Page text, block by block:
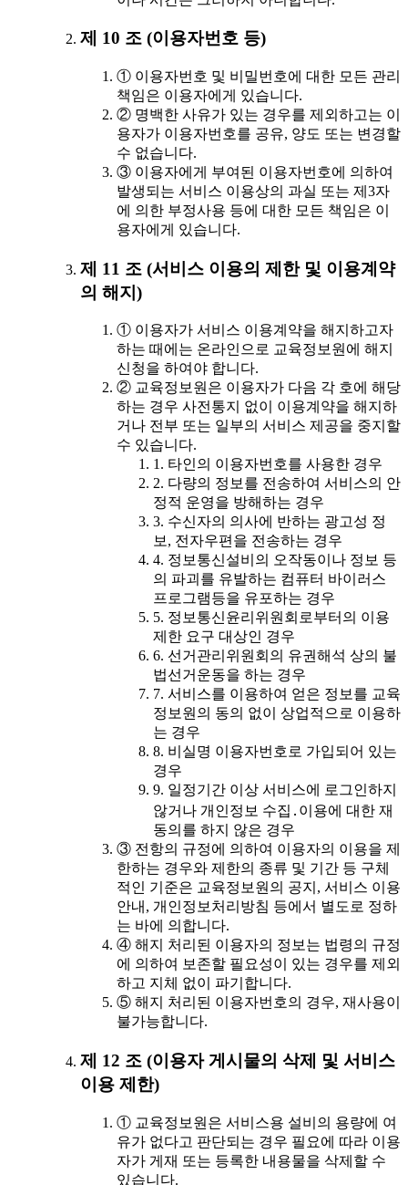
제 10 조 (이용자번호 등)
① 이용자번호 및 비밀번호에 대한 모든 관리
책임은 이용자에게 있습니다.
② 명백한 사유가 있는 경우를 제외하고는 이
용자가 이용자번호를 공유, 양도 또는 변경할
수 없습니다.
③ 이용자에게 부여된 이용자번호에 의하여
발생되는 서비스 이용상의 과실 또는 제3자
에 의한 부정사용 등에 대한 모든 책임은 이
용자에게 있습니다.
제 11 조 (서비스 이용의 제한 및 이용계약
의 해지)
① 이용자가 서비스 이용계약을 해지하고자
하는 때에는 온라인으로 교육정보원에 해지
신청을 하여야 합니다.
② 교육정보원은 이용자가 다음 각 호에 해당
하는 경우 사전통지 없이 이용계약을 해지하
거나 전부 또는 일부의 서비스 제공을 중지할
수 있습니다.
1. 타인의 이용자번호를 사용한 경우
2. 다량의 정보를 전송하여 서비스의 안
정적 운영을 방해하는 경우
3. 수신자의 의사에 반하는 광고성 정
보, 전자우편을 전송하는 경우
4. 정보통신설비의 오작동이나 정보 등
의 파괴를 유발하는 컴퓨터 바이러스
프로그램등을 유포하는 경우
5. 정보통신윤리위원회로부터의 이용
제한 요구 대상인 경우
6. 선거관리위원회의 유권해석 상의 불
법선거운동을 하는 경우
7. 서비스를 이용하여 얻은 정보를 교육
정보원의 동의 없이 상업적으로 이용하
는 경우
8. 비실명 이용자번호로 가입되어 있는
경우
9. 일정기간 이상 서비스에 로그인하지
않거나 개인정보 수집․이용에 대한 재
동의를 하지 않은 경우
③ 전항의 규정에 의하여 이용자의 이용을 제
한하는 경우와 제한의 종류 및 기간 등 구체
적인 기준은 교육정보원의 공지, 서비스 이용
안내, 개인정보처리방침 등에서 별도로 정하
는 바에 의합니다.
④ 해지 처리된 이용자의 정보는 법령의 규정
에 의하여 보존할 필요성이 있는 경우를 제외
하고 지체 없이 파기합니다.
⑤ 해지 처리된 이용자번호의 경우, 재사용이
불가능합니다.
제 12 조 (이용자 게시물의 삭제 및 서비스
이용 제한)
① 교육정보원은 서비스용 설비의 용량에 여
유가 없다고 판단되는 경우 필요에 따라 이용
자가 게재 또는 등록한 내용물을 삭제할 수
있습니다.